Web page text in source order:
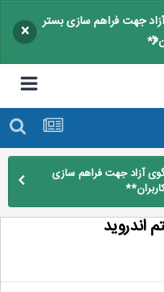
جهت فراهم سازی بستر
×
آزاد جهت فراهم سازی